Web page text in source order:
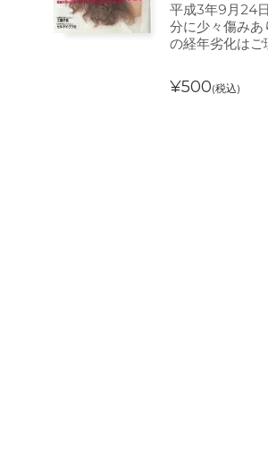
平成3年9月24
分に少々傷み
の経年劣化はご
¥500(税込)